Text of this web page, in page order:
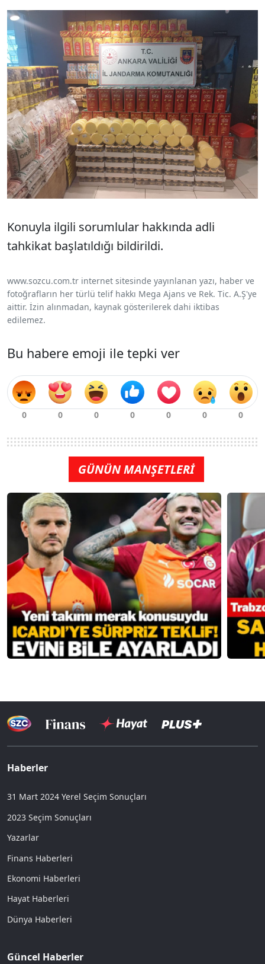
Konuyla ilgili sorumlular hakkında adli
tahkikat başlatıldığı bildirildi.
www.sozcu.com.tr internet sitesinde yayınlanan yazı, haber ve
fotoğrafların her türlü telif hakkı Mega Ajans ve Rek. Tic. A.Ş'ye
aittir. İzin alınmadan, kaynak gösterilerek dahi iktibas
edilemez.
Bu habere emoji ile tepki ver
GÜNÜN MANŞETLERİ
Haberler
31 Mart 2024 Yerel Seçim Sonuçları
2023 Seçim Sonuçları
Yazarlar
Finans Haberleri
Ekonomi Haberleri
Hayat Haberleri
Dünya Haberleri
Güncel Haberler